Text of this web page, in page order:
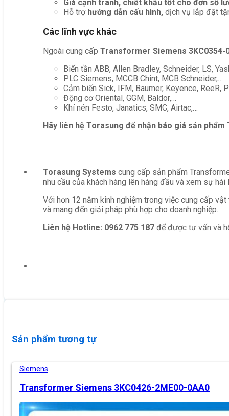
Giá cạnh tranh, chiết khấu tốt cho đơn số
Hỗ trợ hướng dẫn cấu hình, dịch vụ lắp đặt
Các lĩnh vực khác
Ngoài cung cấp Transformer Siemens 3KC0354-
Biến tần ABB, Allen Bradley, Schneider, LS,
PLC Siemens, MCCB Chint, MCB Schneider,…
Cảm biến Sick, IFM, Baumer, Keyence, ReeR,
Động cơ Oriental, GGM, Baldor,…
Khí nén Festo, Janatics, SMC, Airtac,…
Hãy liên hệ Torasung để nhận báo giá sản phẩm
Torasung Systems cung cấp sản phẩm
nhu cầu của khách hàng lên hàng đầu và xem sự
Với hơn 12 năm kinh nghiệm trong việc cung cấp
và mang đến giải pháp phù hợp cho doanh nghiệp.
Liên hệ Hotline: 0962 775 187 để được tư vấn và
Sản phẩm tương tự
Siemens
Transformer Siemens 3KC0426-2ME00-0AA0